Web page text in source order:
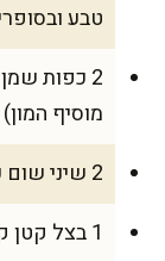
טבע
2 כפות
מוסיף המון)
2 שיני שום כתושות
1 בצל קטן קצוץ דק